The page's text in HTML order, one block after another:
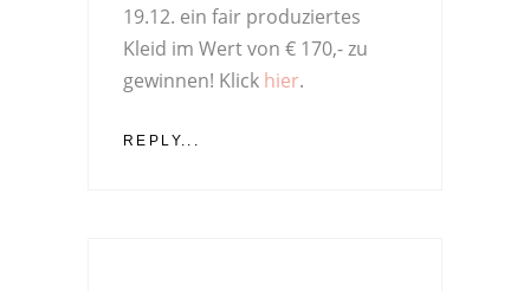
19.12. ein fair produziertes
Kleid im Wert von € 170,- zu
gewinnen! Klick hier.
REPLY...